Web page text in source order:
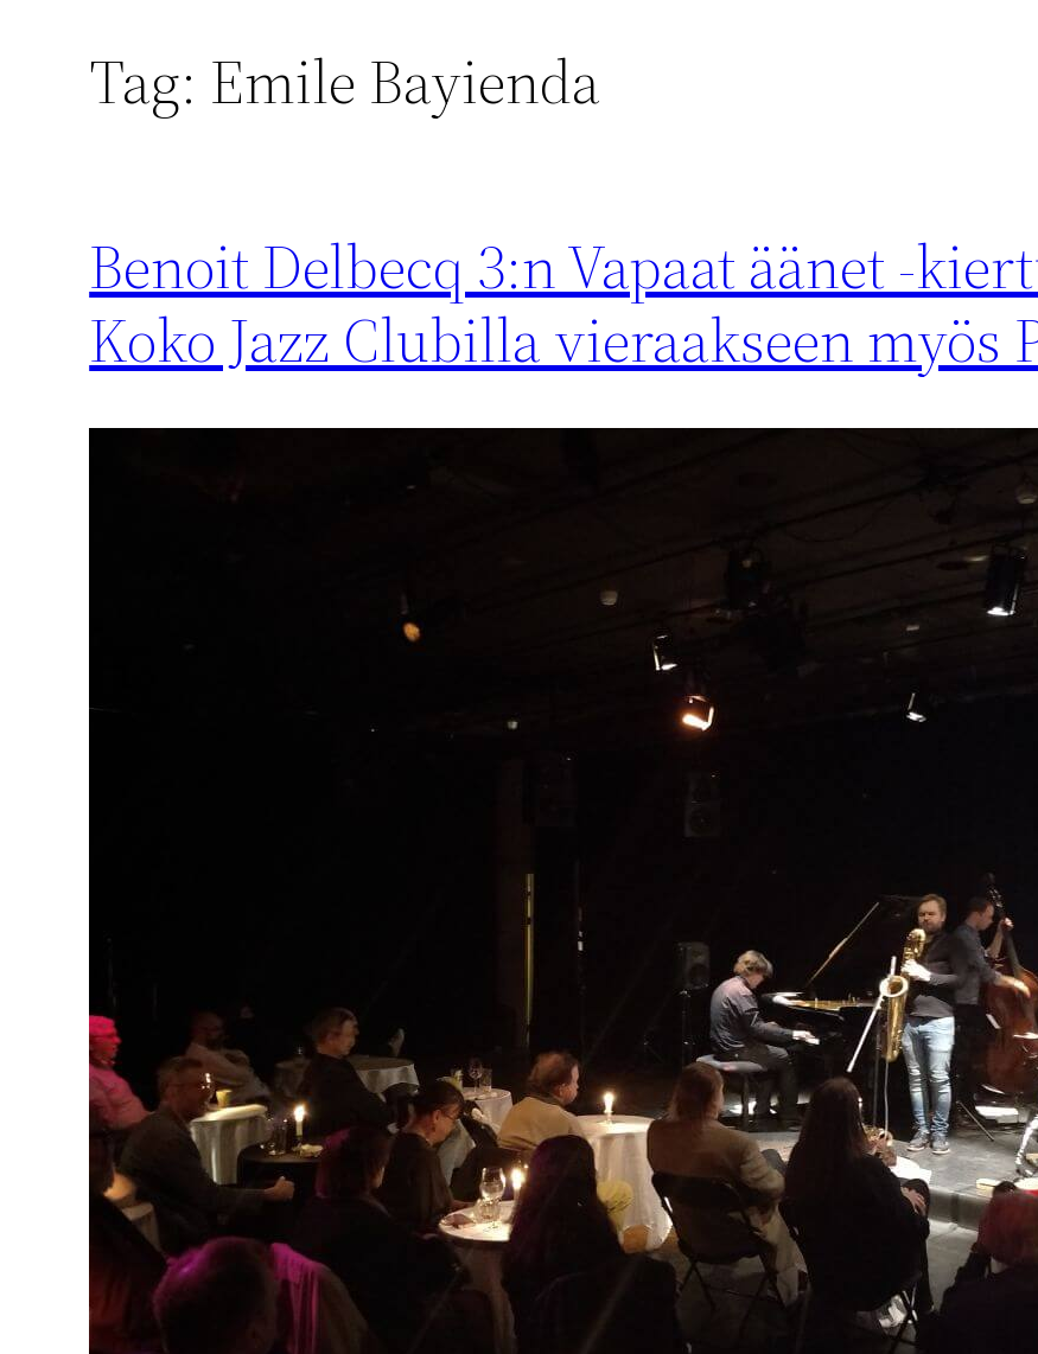
Tag: Emile Bayienda
Benoit Delbecq 3:n Vapaat äänet -
Koko Jazz Clubilla vieraakseen myös